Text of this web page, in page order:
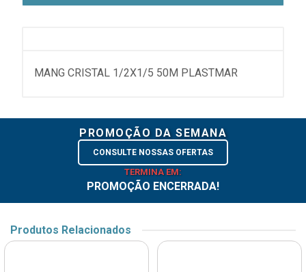
MANG CRISTAL 1/2X1/5 50M PLASTMAR
PROMOÇÃO DA SEMANA
CONSULTE NOSSAS OFERTAS
TERMINA EM:
PROMOÇÃO ENCERRADA!
Produtos Relacionados